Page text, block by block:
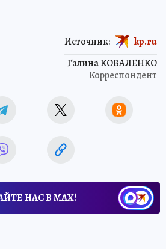
Галина КОВАЛЕНКО
Корреспондент
Источник: kp.ru
НАС В МАХ!